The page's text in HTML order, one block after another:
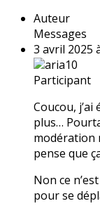
Auteur
Messages
3 avril 2025
aria10
Participant
Coucou,
plus…
modération
pense que
Non ce
pour se